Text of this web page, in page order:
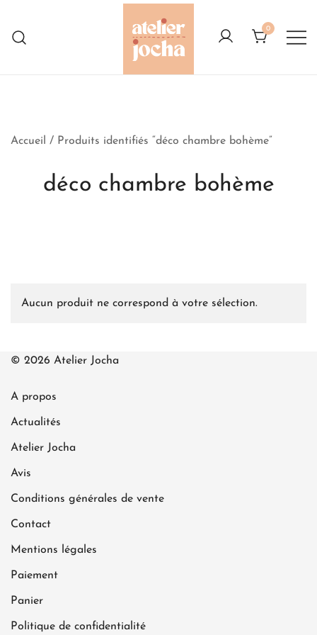
content
0
Accueil / Produits identifiés “déco chambre bohème”
déco chambre bohème
Aucun produit ne correspond à votre sélection.
© 2026 Atelier Jocha
A propos
Actualités
Atelier Jocha
Avis
Conditions générales de vente
Contact
Mentions légales
Paiement
Panier
Politique de confidentialité